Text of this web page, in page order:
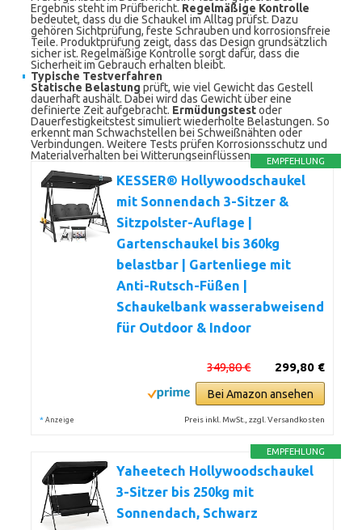
Ergebnis steht im Prüfbericht. Regelmäßige Kontrolle
bedeutet, dass du die Schaukel im Alltag prüfst. Dazu
gehören Sichtprüfung, feste Schrauben und korrosionsfreie
Teile. Produktprüfung zeigt, dass das Design grundsätzlich
sicher ist. Regelmäßige Kontrolle sorgt dafür, dass die
Sicherheit im Gebrauch erhalten bleibt.
Typische Testverfahren
Statische Belastung prüft, wie viel Gewicht das Gestell
dauerhaft aushält. Dabei wird das Gewicht über eine
definierte Zeit aufgebracht. Ermüdungstestoder
Dauerfestigkeitstest simuliert wiederholte Belastungen. So
erkennt man Schwachstellen bei Schweißnähten oder
Verbindungen. Weitere Tests prüfen Korrosionsschutz und
Materialverhalten bei Witterungseinflüssen.
EMPFEHLUNG
KESSER® Hollywoodschaukel
mit Sonnendach 3-Sitzer &
Sitzpolster-Auflage |
Gartenschaukel bis 360kg
belastbar | Gartenliege mit
Anti-Rutsch-Füßen |
Schaukelbank wasserabweisend
für Outdoor & Indoor
299,80 €
349,80 €
Bei Amazon ansehen
* Anzeige Preis inkl. MwSt., zzgl. Versandkosten
EMPFEHLUNG
Yaheetech Hollywoodschaukel
3-Sitzer bis 250kg mit
Sonnendach, Schwarz